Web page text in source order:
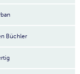
Büchler